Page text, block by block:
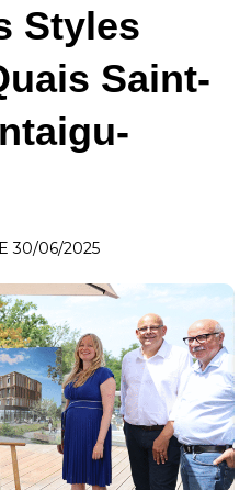
Styles
Saint-
30/06/2025